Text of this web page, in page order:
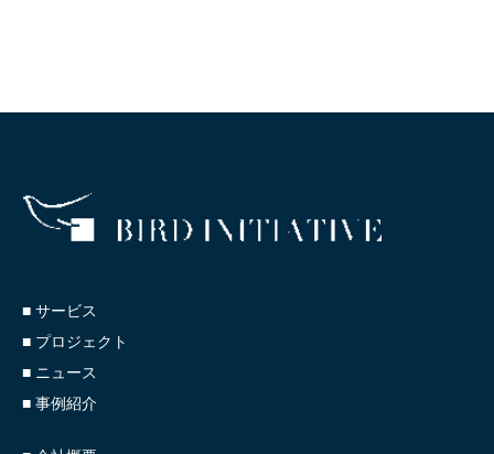
■ サービス
■ プロジェクト
■ ニュース
■ 事例紹介